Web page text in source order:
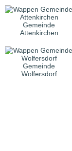
Gemeinde
Attenkirchen
Gemeinde
Wolfersdorf